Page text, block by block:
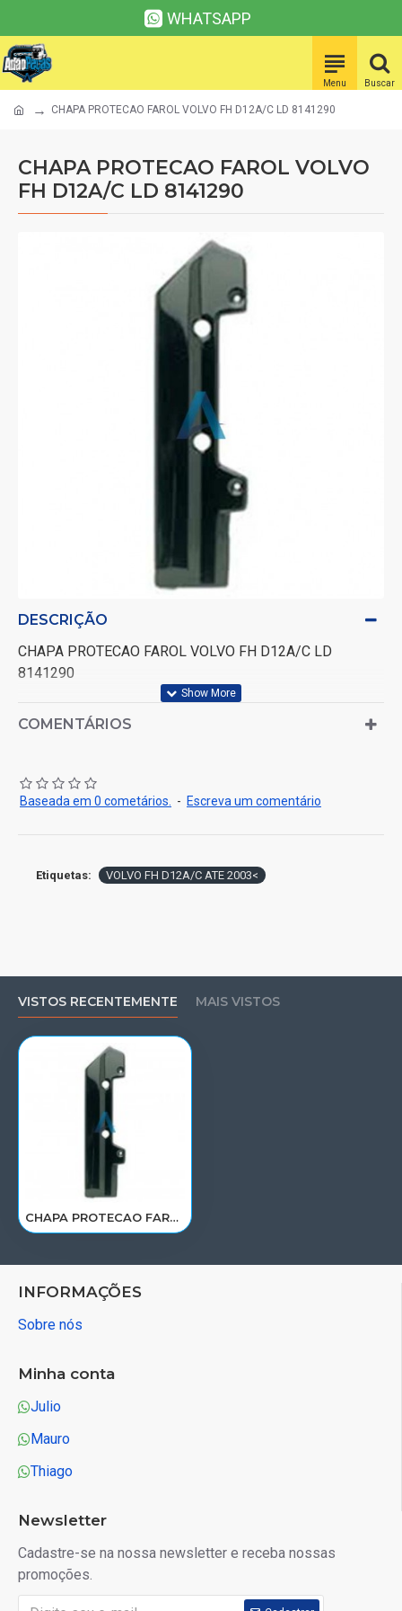
WHATSAPP
CHAPA PROTECAO FAROL VOLVO FH D12A/C LD 8141290
CHAPA PROTECAO FAROL VOLVO
FH D12A/C LD 8141290
DESCRIÇÃO
CHAPA PROTECAO FAROL VOLVO FH D12A/C LD
8141290
COMENTÁRIOS
Baseada em 0 cometários. - Escreva um comentário
Etiquetas: VOLVO FH D12A/C ATE 2003<
VISTOS RECENTEMENTE MAIS VISTOS
CHAPA PROTECAO FAROL VOLVO FH D12A/C LD 8141290
INFORMAÇÕES
Sobre nós
Minha conta
Julio
Mauro
Thiago
Newsletter
Cadastre-se na nossa newsletter e receba nossas
promoções.